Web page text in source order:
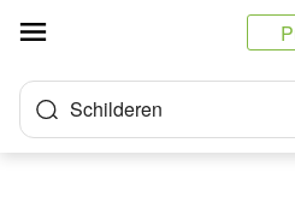
Schilderen